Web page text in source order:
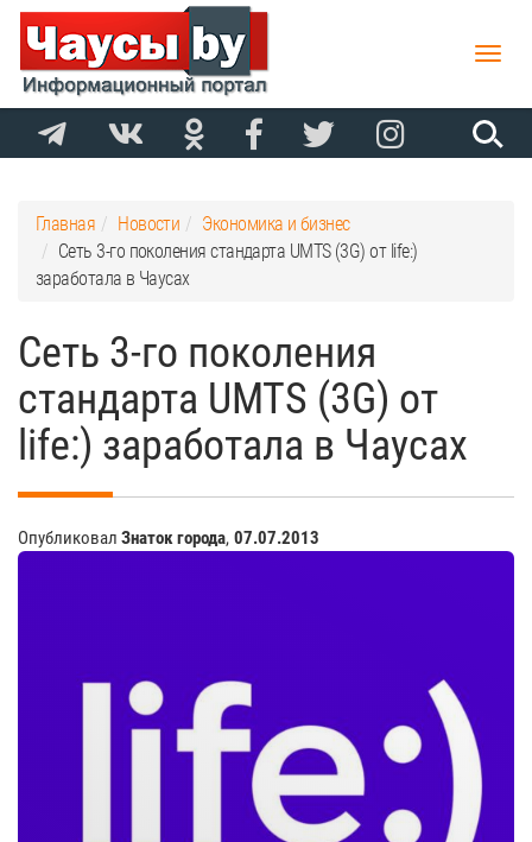
Toggle
Главная Новости
Экономика и бизнес
Сеть 3-го поколения стандарта UMTS (3G) от life:)
заработала в Чаусах
Сеть 3-го поколения
стандарта UMTS (3G) от
life:) заработала в Чаусах
Опубликовал Знаток города, 07.07.2013